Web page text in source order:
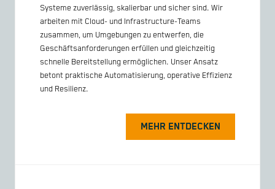
Systeme zuverlässig, skalierbar und sicher sind. Wir
arbeiten mit Cloud- und Infrastructure-Teams
zusammen, um Umgebungen zu entwerfen, die
Geschäftsanforderungen erfüllen und gleichzeitig
schnelle Bereitstellung ermöglichen. Unser Ansatz
betont praktische Automatisierung, operative Effizienz
und Resilienz.
MEHR ENTDECKEN